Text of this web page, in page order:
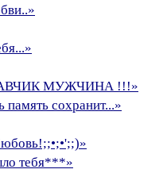
МУЖЧИНА !!!»
сохранит...»
тебя***»